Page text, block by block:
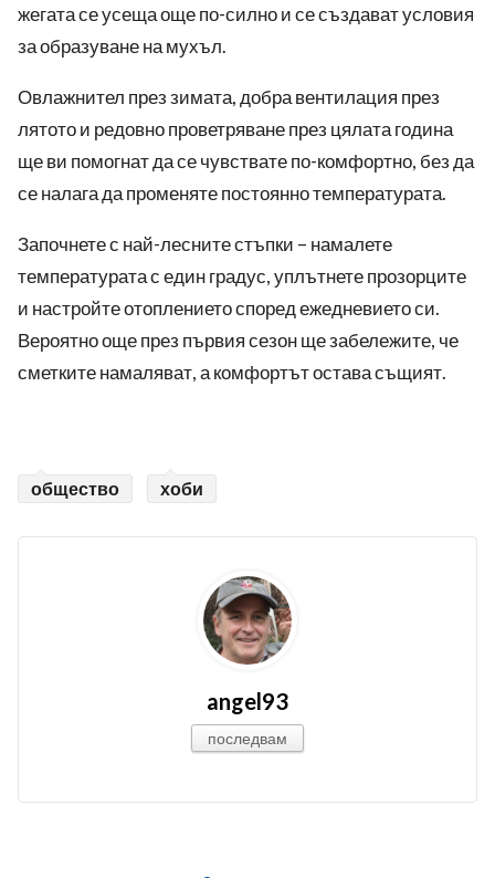
жегата се усеща още по-силно и се създават условия
за образуване на мухъл.
Овлажнител през зимата, добра вентилация през
лятото и редовно проветряване през цялата година
ще ви помогнат да се чувствате по-комфортно, без да
се налага да променяте постоянно температурата.
Започнете с най-лесните стъпки – намалете
температурата с един градус, уплътнете прозорците
и настройте отоплението според ежедневието си.
Вероятно още през първия сезон ще забележите, че
сметките намаляват, а комфортът остава същият.
общество хоби
angel93
последвам